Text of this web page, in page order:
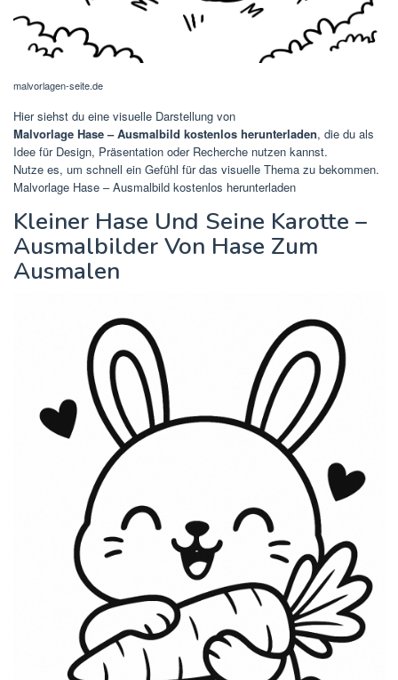
malvorlagen-seite.de
Hier siehst du eine visuelle Darstellung von
Malvorlage Hase – Ausmalbild kostenlos herunterladen, die du als
Idee für Design, Präsentation oder Recherche nutzen kannst.
Nutze es, um schnell ein Gefühl für das visuelle Thema zu bekommen.
Malvorlage Hase – Ausmalbild kostenlos herunterladen
Kleiner Hase Und Seine Karotte –
Ausmalbilder Von Hase Zum
Ausmalen